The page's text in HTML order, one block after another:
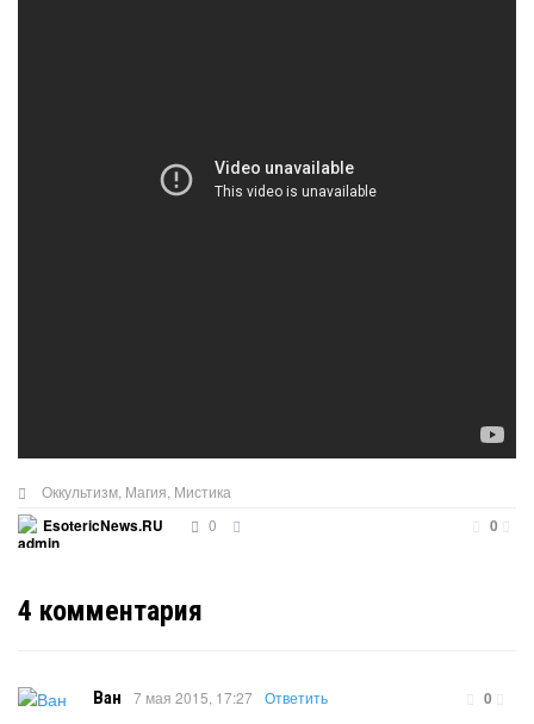
Оккультизм, Магия Мистика
EsotericNews.RU
0 0
4 комментария
Ван 7 мая 2015, 17:27 0
Ответить